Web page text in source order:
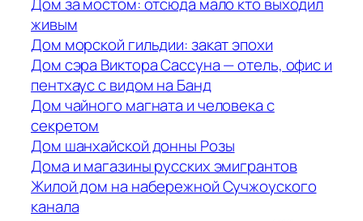
живым
Дом морской гильдии: закат эпохи
Дом сэра Виктора Сассуна — отель, офис и
пентхаус с видом на Банд
Дом чайного магната и человека с
секретом
Дом шанхайской донны Розы
Дома и магазины русских эмигрантов
Жилой дом на набережной Сучжоуского
канала